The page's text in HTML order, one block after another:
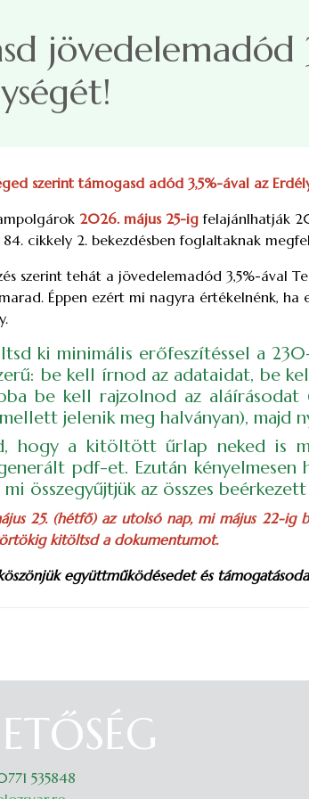
jövedelemadód
szerint támogasd adód 3,5%-ával az
2026. május 25-ig felajánlhatják
cikkely 2. bekezdésben foglaltaknak
szerint tehát a jövedelemadód 3,5%-ával
Éppen ezért mi nagyra értékelnénk, ha
ki minimális erőfeszítéssel a
be kell írnod az adataidat, be
be kell rajzolnod az
jelenik meg halványan), majd
hogy a kitöltött űrlap neked is
pdf-et. Ezután
összegyűjtjük az összes
25. (hétfő) az utolsó nap, mi május 22-
kitöltsd a dokumentumot.
együttműködésedet és
535848